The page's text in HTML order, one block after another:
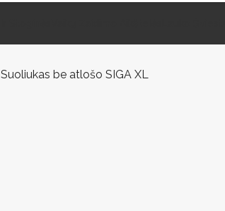
Suoliukas be atlošo SIGA XL